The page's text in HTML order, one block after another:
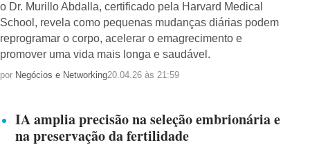
o Dr. Murillo Abdalla, certificado pela Harvard Medical
School, revela como pequenas mudanças diárias podem
reprogramar o corpo, acelerar o emagrecimento e
promover uma vida mais longa e saudável.
por Negócios e Networking20.04.26 às 21:59
IA amplia precisão na seleção embrionária e
na preservação da fertilidade